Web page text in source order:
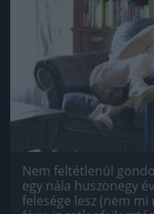
Nem feltétlenül
egy nála huszonegy
felesége lesz (nem